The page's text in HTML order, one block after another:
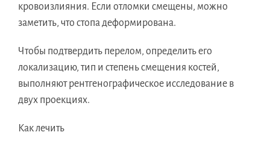
кровоизлияния. Если отломки смещены, можно
заметить, что стопа деформирована.
Чтобы подтвердить перелом, определить его
локализацию, тип и степень смещения костей,
выполняют рентгенографическое исследование в
двух проекциях.
Как лечить